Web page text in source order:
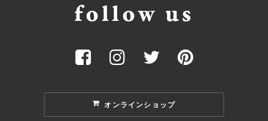
follow us
オンラインショップ